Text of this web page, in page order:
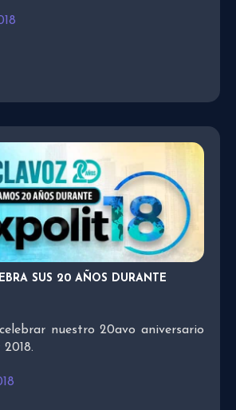
SUS 20 AÑOS DURANTE
nuestro 20avo aniversario